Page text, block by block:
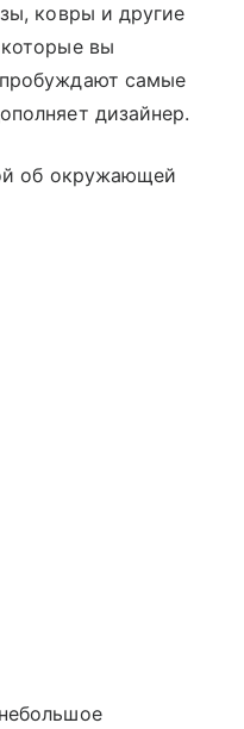
ковры и другие
вы
самые
дизайнер.
об окружающей